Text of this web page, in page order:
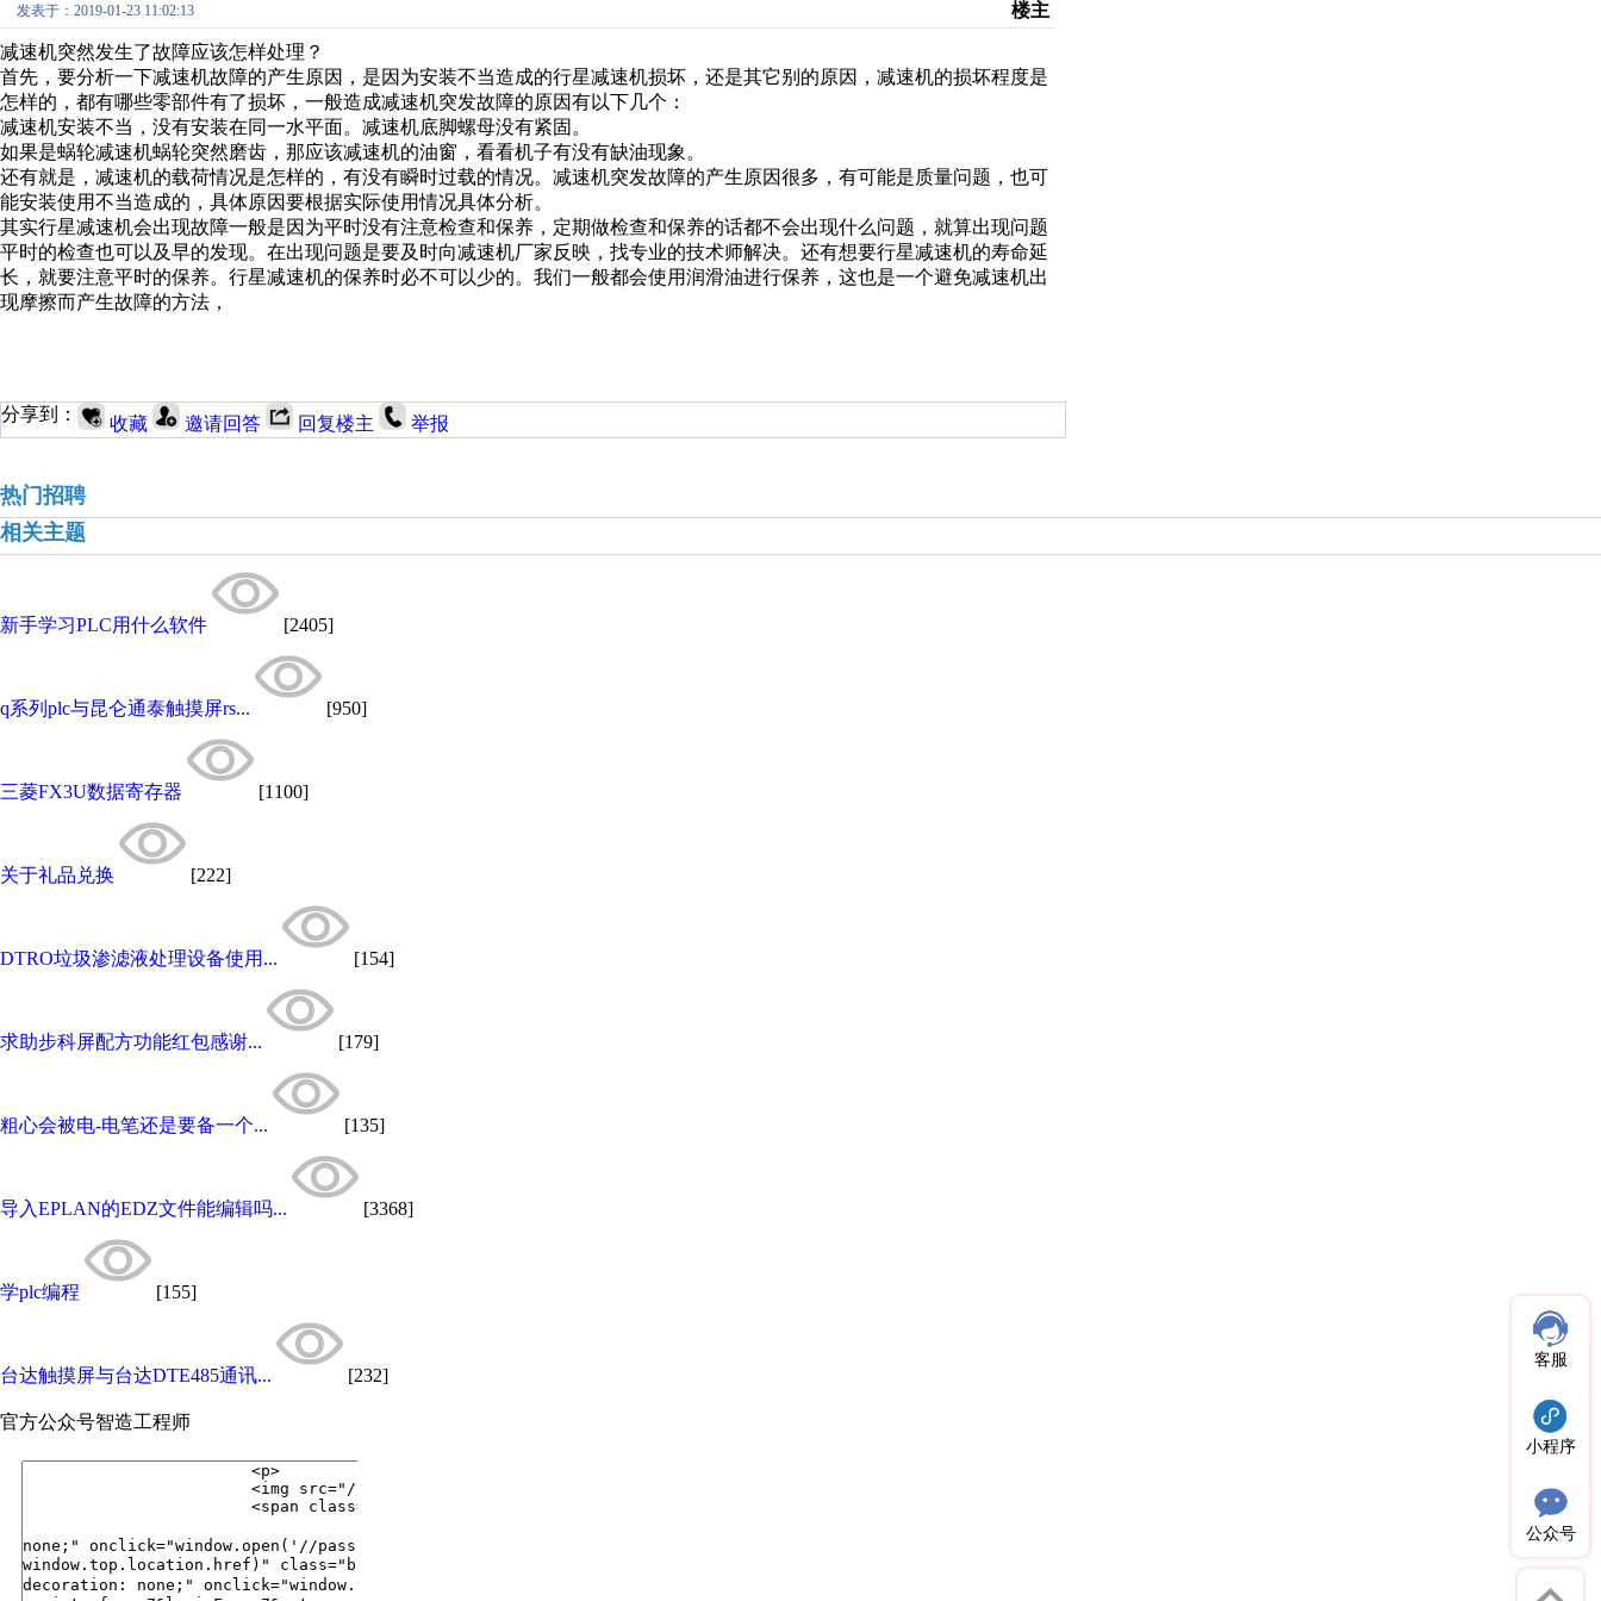
发表于：2019-01-23 11:02:13 楼主
减速机突然发生了故障应该怎样处理？
首先，要分析一下减速机故障的产生原因，是因为安装不当造成的行星减速机损坏，还是其它别的原因，减速机的损坏程度是
怎样的，都有哪些零部件有了损坏，一般造成减速机突发故障的原因有以下几个：
减速机安装不当，没有安装在同一水平面。减速机底脚螺母没有紧固。
如果是蜗轮减速机蜗轮突然磨齿，那应该减速机的油窗，看看机子有没有缺油现象。
还有就是，减速机的载荷情况是怎样的，有没有瞬时过载的情况。减速机突发故障的产生原因很多，有可能是质量问题，也可
能安装使用不当造成的，具体原因要根据实际使用情况具体分析。
其实行星减速机会出现故障一般是因为平时没有注意检查和保养，定期做检查和保养的话都不会出现什么问题，就算出现问题
平时的检查也可以及早的发现。在出现问题是要及时向减速机厂家反映，找专业的技术师解决。还有想要行星减速机的寿命延
长，就要注意平时的保养。行星减速机的保养时必不可以少的。我们一般都会使用润滑油进行保养，这也是一个避免减速机出
现摩擦而产生故障的方法，
分享到： 收藏 邀请回答 回复楼主 举报
热门招聘
相关主题
新手学习PLC用什么软件 [2405]
q系列plc与昆仑通泰触摸屏rs... [950]
三菱FX3U数据寄存器 [1100]
关于礼品兑换 [222]
DTRO垃圾渗滤液处理设备使用... [154]
求助步科屏配方功能红包感谢... [179]
粗心会被电-电笔还是要备一个... [135]
导入EPLAN的EDZ文件能编辑吗... [3368]
学plc编程 [155]
台达触摸屏与台达DTE485通讯... [232]
官方公众号智造工程师
客服
小程序
公众号